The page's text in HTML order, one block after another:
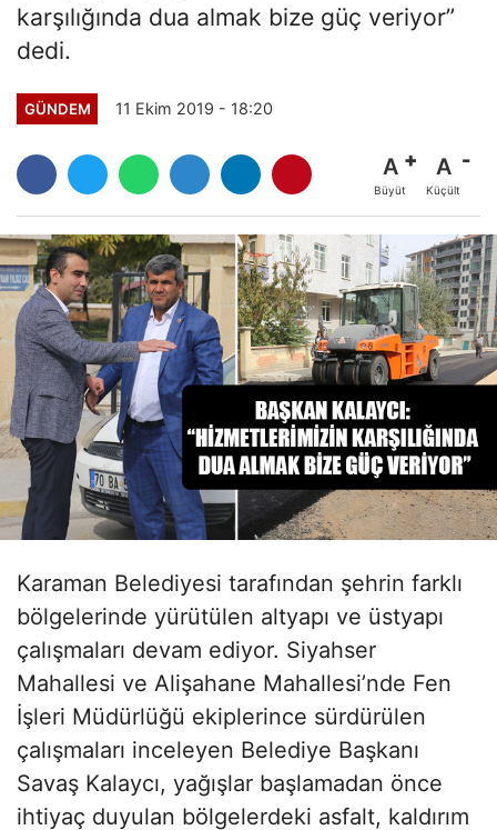
karşılığında dua almak bize güç veriyor”
dedi.
GÜNDEM 11 Ekim 2019 - 18:20
A
Büyüt
A
Küçült
Karaman Belediyesi tarafından şehrin farklı
bölgelerinde yürütülen altyapı ve üstyapı
çalışmaları devam ediyor. Siyahser
Mahallesi ve Alişahane Mahallesi’nde Fen
İşleri Müdürlüğü ekiplerince sürdürülen
çalışmaları inceleyen Belediye Başkanı
Savaş Kalaycı, yağışlar başlamadan önce
ihtiyaç duyulan bölgelerdeki asfalt, kaldırım